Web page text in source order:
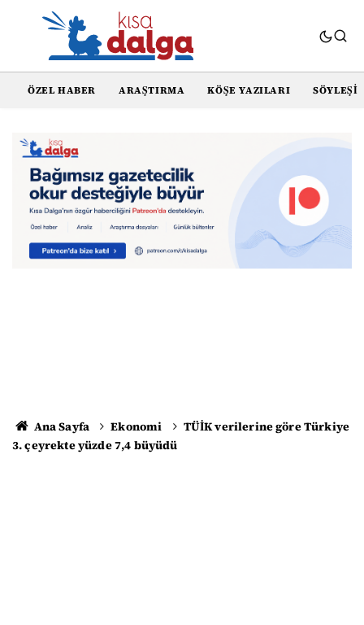
ÖZEL HABER ARAŞTIRMA KÖŞE YAZILARI SÖYLEŞI
Ana Sayfa Ekonomi
TÜİK verilerine göre Türkiye
3. çeyrekte yüzde 7,4 büyüdü